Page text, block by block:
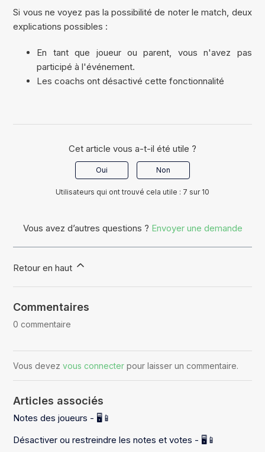
Si vous ne voyez pas la possibilité de noter le match, deux
explications possibles :
En tant que joueur ou parent, vous n'avez pas
participé à l'événement.
Les coachs ont désactivé cette fonctionnalité
Cet article vous a-t-il été utile ?
Oui Non
Utilisateurs qui ont trouvé cela utile : 7 sur 10
Vous avez d’autres questions ? Envoyer une demande
Retour en haut
Commentaires
0 commentaire
Vous devezvous connecter pour laisser un commentaire.
Articles associés
Notes des joueurs - 🖥️📱
Désactiver ou restreindre les notes et votes - 🖥️📱